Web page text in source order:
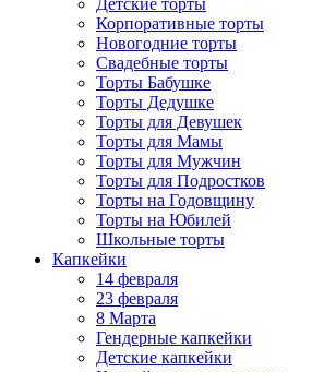
Корпоративные торты
Новогодние торты
Свадебные торты
Торты Бабушке
Торты Дедушке
Торты для Девушек
Торты для Мамы
Торты для Мужчин
Торты для Подростков
Торты на Годовщину
Торты на Юбилей
Школьные торты
Капкейки
14 февраля
23 февраля
8 Марта
Гендерные капкейки
Детские капкейки